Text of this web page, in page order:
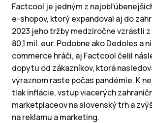
Factcool je jedným z
e-shopov, ktorý expandoval aj do
2023 jeho tržby medziročne vzrástli z
80,1 mil. eur. Podobne ako Dedoles a
commerce hráči, aj Factcool čelil
dopytu od zákazníkov, ktorá
výraznom raste počas pandémie. K
tlak inflácie, vstup viacerých
marketplaceov na slovenský trh a
na reklamu a marketing.